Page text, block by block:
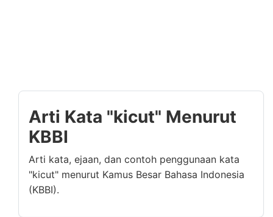
Arti Kata "kicut" Menurut
KBBI
Arti kata, ejaan, dan contoh penggunaan kata
"kicut" menurut Kamus Besar Bahasa Indonesia
(KBBI).